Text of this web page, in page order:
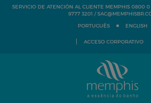
SERVICIO DE ATENCIÓN AL CLIENTE MEMPHIS 0800 0
9777 3201 /
PORTUGUÊS
ENGLISH
ACCESO CORPORATIVO